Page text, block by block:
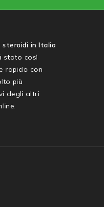
steroidi in Italia
stato così
rapido con
più
degli altri